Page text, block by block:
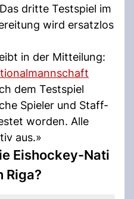
dritte Testspiel im
wird ersatzlos
in der Mitteilung:
dem Testspiel
Spieler und Staff-
worden. Alle
aus.»
Eishockey-Nati
Riga?